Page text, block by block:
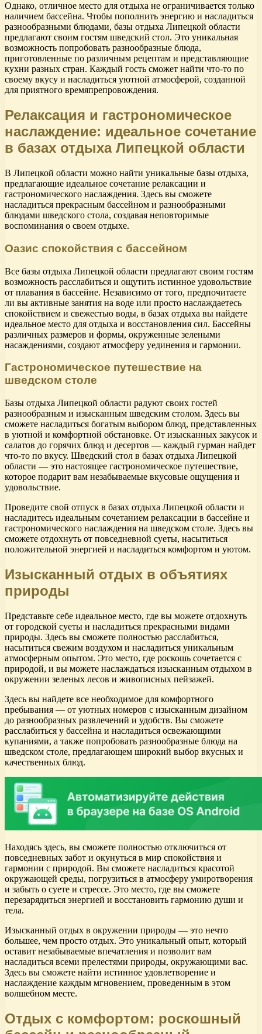
Однако, отличное место для отдыха не ограничивается только
наличием бассейна. Чтобы пополнить энергию и насладиться
разнообразными блюдами, базы отдыха Липецкой области
предлагают своим гостям шведский стол. Это уникальная
возможность попробовать разнообразные блюда,
приготовленные по различным рецептам и представляющие
кухни разных стран. Каждый гость сможет найти что-то по
своему вкусу и насладиться уютной атмосферой, созданной
для приятного времяпрепровождения.
Релаксация и гастрономическое
наслаждение: идеальное сочетание
в базах отдыха Липецкой области
В Липецкой области можно найти уникальные базы отдыха,
предлагающие идеальное сочетание релаксации и
гастрономического наслаждения. Здесь вы сможете
насладиться прекрасным бассейном и разнообразными
блюдами шведского стола, создавая неповторимые
воспоминания о своем отдыхе.
Оазис спокойствия с бассейном
Все базы отдыха Липецкой области предлагают своим гостям
возможность расслабиться и ощутить истинное удовольствие
от плавания в бассейне. Независимо от того, предпочитаете
ли вы активные занятия на воде или просто наслаждаетесь
спокойствием и свежестью воды, в базах отдыха вы найдете
идеальное место для отдыха и восстановления сил. Бассейны
различных размеров и формы, окруженные зелеными
насаждениями, создают атмосферу уединения и гармонии.
Гастрономическое путешествие на
шведском столе
Базы отдыха Липецкой области радуют своих гостей
разнообразным и изысканным шведским столом. Здесь вы
сможете насладиться богатым выбором блюд, представленных
в уютной и комфортной обстановке. От изысканных закусок и
салатов до горячих блюд и десертов — каждый гурман найдет
что-то по вкусу. Шведский стол в базах отдыха Липецкой
области — это настоящее гастрономическое путешествие,
которое подарит вам незабываемые вкусовые ощущения и
удовольствие.
Проведите свой отпуск в базах отдыха Липецкой области и
насладитесь идеальным сочетанием релаксации в бассейне и
гастрономического наслаждения на шведском столе. Здесь вы
сможете отдохнуть от повседневной суеты, насытиться
положительной энергией и насладиться комфортом и уютом.
Изысканный отдых в объятиях
природы
Представьте себе идеальное место, где вы можете отдохнуть
от городской суеты и насладиться прекрасными видами
природы. Здесь вы сможете полностью расслабиться,
насытиться свежим воздухом и насладиться уникальным
атмосферным опытом. Это место, где роскошь сочетается с
природой, и вы можете наслаждаться изысканным отдыхом в
окружении зеленых лесов и живописных пейзажей.
Здесь вы найдете все необходимое для комфортного
пребывания — от уютных номеров с изысканным дизайном
до разнообразных развлечений и удобств. Вы сможете
расслабиться у бассейна и насладиться освежающими
купаниями, а также попробовать разнообразные блюда на
шведском столе, предлагающем широкий выбор вкусных и
качественных блюд.
Находясь здесь, вы сможете полностью отключиться от
повседневных забот и окунуться в мир спокойствия и
гармонии с природой. Вы сможете насладиться красотой
окружающей среды, погрузиться в атмосферу умиротворения
и забыть о суете и стрессе. Это место, где вы сможете
перезарядиться энергией и восстановить гармонию души и
тела.
Изысканный отдых в окружении природы — это нечто
большее, чем просто отдых. Это уникальный опыт, который
оставит незабываемые впечатления и позволит вам
насладиться всеми прелестями природы, окружающими вас.
Здесь вы сможете найти истинное удовлетворение и
наслаждение каждым мгновением, проведенным в этом
волшебном месте.
Отдых с комфортом: роскошный